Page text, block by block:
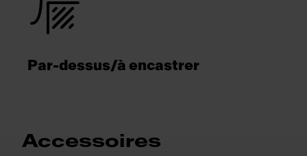
Par-dessus/à encastrer
Accessoires